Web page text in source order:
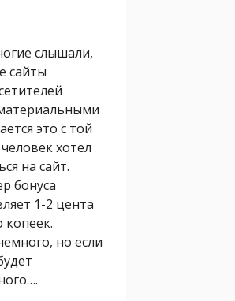
слышали,
сайты
это с той
хотел
на сайт.
бонуса
1-2 цента
копеек.
но если